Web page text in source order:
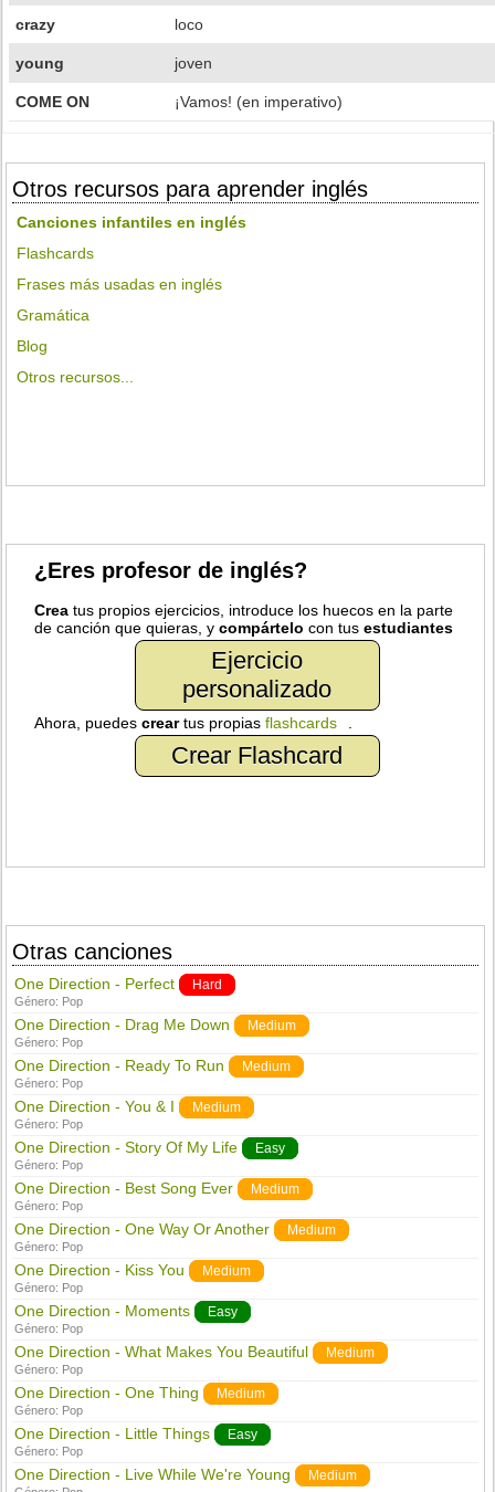
crazy loco
young joven
COME ON ¡Vamos! (en imperativo)
Otros recursos para aprender inglés
Canciones infantiles en inglés
Flashcards
Frases más usadas en inglés
Gramática
Blog
Otros recursos...
¿Eres profesor de inglés?
Crea tus propios ejercicios, introduce los huecos en la parte
de canción que quieras, ycompártelo con tusestudiantes
Ejercicio
personalizado
Ahora, puedescreartus propiasflashcards
Crear Flashcard
Otras canciones
One Direction - Perfect Hard
Género: Pop
One Direction - Drag Me Down Medium
Género: Pop
One Direction - Ready To Run Medium
Género: Pop
One Direction - You & I Medium
Género: Pop
One Direction - Story Of My Life Easy
Género: Pop
One Direction - Best Song Ever Medium
Género: Pop
One Direction - One Way Or Another Medium
Género: Pop
One Direction - Kiss You Medium
Género: Pop
One Direction - Moments Easy
Género: Pop
One Direction - What Makes You Beautiful Medium
Género: Pop
One Direction - One Thing Medium
Género: Pop
One Direction - Little Things Easy
Género: Pop
One Direction - Live While We're Young Medium